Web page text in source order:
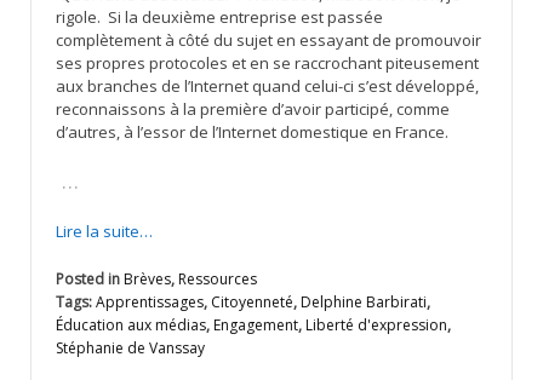
rigole. Si la deuxième entreprise est passée
complètement à côté du sujet en essayant de promouvoir
ses propres protocoles et en se raccrochant piteusement
aux branches de l’Internet quand celui-ci s’est développé,
reconnaissons à la première d’avoir participé, comme
d’autres, à l’essor de l’Internet domestique en France.
…
Lire la suite…
Posted in Brèves, Ressources
Tags:Apprentissages, Citoyenneté, Delphine Barbirati,
Éducation aux médias, Engagement, Liberté d'expression,
Stéphanie de Vanssay